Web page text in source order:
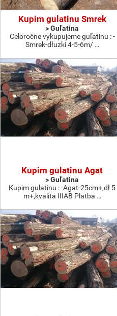
Kupim gulatinu Smrek
> Guľatina
Celoročne vykupujeme guľatinu : -
Smrek-dłuzki 4-5-6m/ …
Kupim gulatinu Agat
> Guľatina
Kupim gulatinu : -Agat-25cm+,dł 5
m+,kvalita IIIAB Platba …